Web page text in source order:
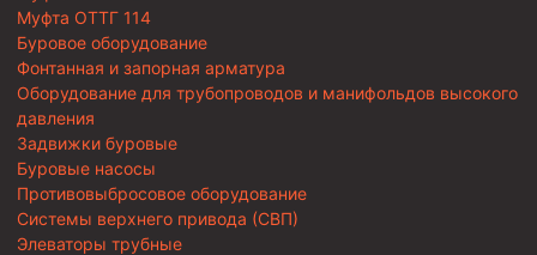
Муфта ОТТГ 114
Буровое оборудование
Фонтанная и запорная арматура
Оборудование для трубопроводов и манифольдов высокого
давления
Задвижки буровые
Буровые насосы
Противовыбросовое оборудование
Системы верхнего привода (СВП)
Элеваторы трубные